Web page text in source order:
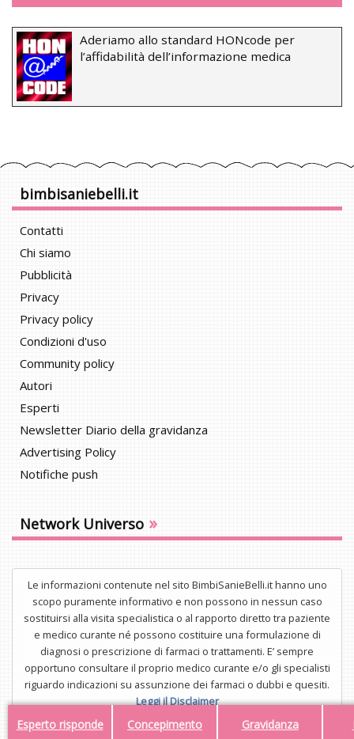
Esperto risponde Concepimento Gravidanza
Aderiamo allo standard HONcode per
l’affidabilità dell’informazione medica
bimbisaniebelli.it
Contatti
Chi siamo
Pubblicità
Privacy
Privacy policy
Condizioni d'uso
Community policy
Autori
Esperti
Newsletter Diario della gravidanza
Advertising Policy
Notifiche push
Network Universo »
Le informazioni contenute nel sito BimbiSanieBelli.it hanno uno
scopo puramente informativo e non possono in nessun caso
sostituirsi alla visita specialistica o al rapporto diretto tra paziente
e medico curante né possono costituire una formulazione di
diagnosi o prescrizione di farmaci o trattamenti. E’ sempre
opportuno consultare il proprio medico curante e/o gli specialisti
riguardo indicazioni su assunzione dei farmaci o dubbi e quesiti.
Leggi il Disclaimer